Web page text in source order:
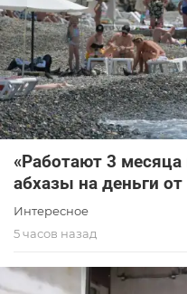
«Работают 3 месяца
абхазы на деньги
Интересное
5 часов назад